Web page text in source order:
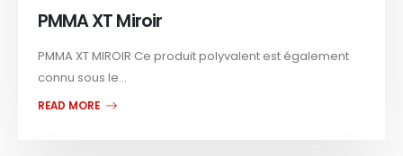
PMMA XT Miroir
PMMA XT MIROIR Ce produit polyvalent est également
connu sous le...
READ MORE